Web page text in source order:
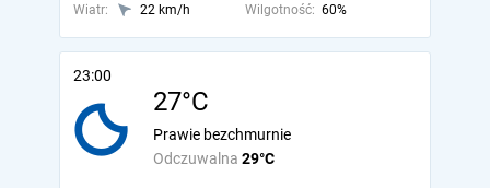
Wiatr:
22 km/h Wilgotność: 60%
23:00
27°C
Odczuwalna 29°C
Prawie bezchmurnie